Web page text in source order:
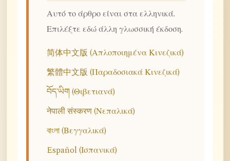
Αυτό το άρθρο είναι στα ελληνικά.
Επιλέξτε εδώ άλλη γλωσσική έκδοση.
简体中文版 (Απλοποιημένα Κινεζικά)
繁體中文版 (Παραδοσιακά Κινεζικά)
བོད་ཡིག (Θιβετιανά)
नेपाली संस्करण (Νεπαλικά)
বাংলা (Βεγγαλικά)
Español (Ισπανικά)